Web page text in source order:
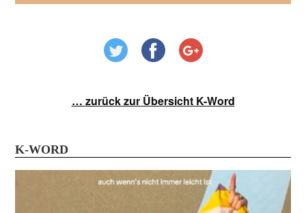
… zurück zur Übersicht K-Word
K-WORD